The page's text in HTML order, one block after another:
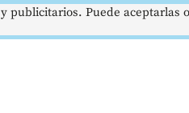
publicitarios. Puede aceptarlas